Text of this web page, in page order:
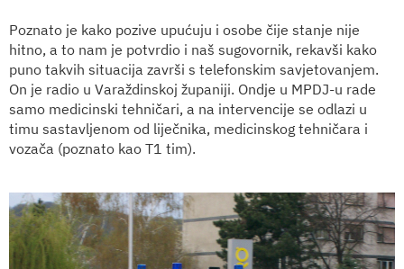
Poznato je kako pozive upućuju i osobe čije stanje nije
hitno, a to nam je potvrdio i naš sugovornik, rekavši kako
puno takvih situacija završi s telefonskim savjetovanjem.
On je radio u Varaždinskoj županiji. Ondje u MPDJ-u rade
samo medicinski tehničari, a na intervencije se odlazi u
timu sastavljenom od liječnika, medicinskog tehničara i
vozača (poznato kao T1 tim).